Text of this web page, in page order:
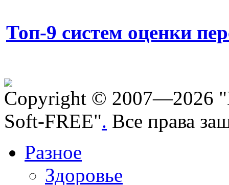
Топ-9 систем оценки
Copyright © 2007—2026
Soft-FREE". Все права
Разное
Здоровье